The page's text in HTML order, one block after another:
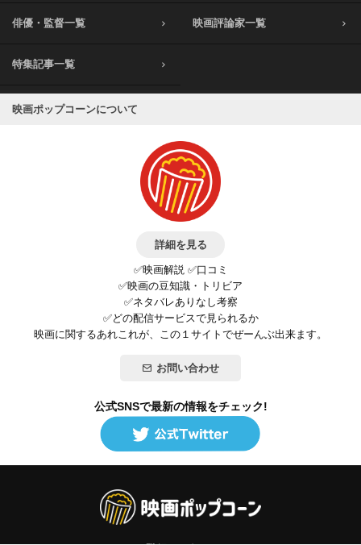
俳優・監督一覧 映画評論家一覧
特集記事一覧
映画ポップコーンについて
詳細を見る
✅映画解説 ✅口コミ
✅映画の豆知識・トリビア
✅ネタバレありなし考察
✅どの配信サービスで見られるか
映画に関するあれこれが、この１サイトでぜーんぶ出来ます。
お問い合わせ
公式SNSで最新の情報をチェック!